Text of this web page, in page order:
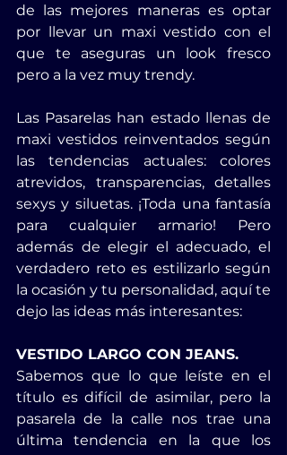
de las mejores maneras es optar
por llevar un maxi vestido con el
que te aseguras un look fresco
pero a la vez muy trendy.
Las Pasarelas han estado llenas de
maxi vestidos reinventados según
las tendencias actuales: colores
atrevidos, transparencias, detalles
sexys y siluetas. ¡Toda una fantasía
para cualquier armario! Pero
además de elegir el adecuado, el
verdadero reto es estilizarlo según
la ocasión y tu personalidad, aquí te
dejo las ideas más interesantes:
VESTIDO LARGO CON JEANS.
Sabemos que lo que leíste en el
título es difícil de asimilar, pero la
pasarela de la calle nos trae una
última tendencia en la que los